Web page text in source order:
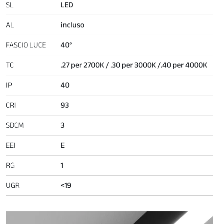
SL LED
AL incluso
FASCIO LUCE 40°
TC .27 per 2700K / .30 per 3000K /.40 per 4000K
IP 40
CRI 93
SDCM 3
EEI E
RG 1
UGR <19